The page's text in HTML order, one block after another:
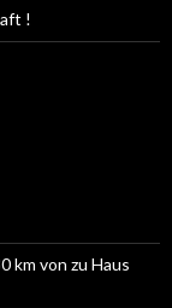
!
km von zu Haus